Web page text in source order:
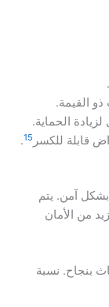
ذو القيمة.
الحماية.
قابلة للكسر 15
.
بشكل آمن. يتم
من الأمان
بنجاح. نسبة